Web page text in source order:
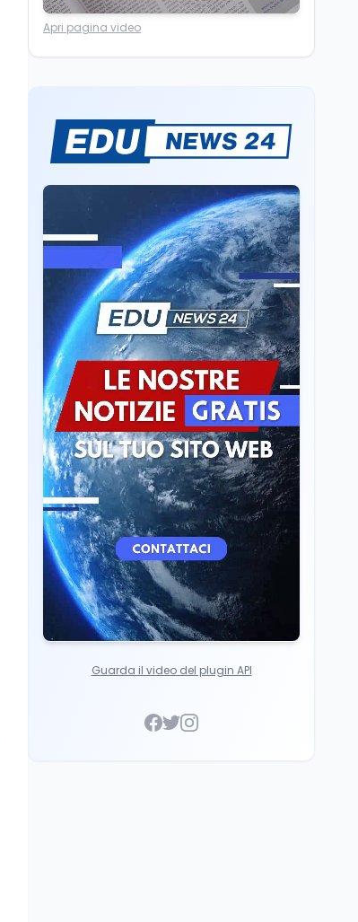
Scuola7 ago
“Noi siamo le Scuole”:
Sparatoria a Bangkok:
studente 14enne uccide
5 insegnanti e i nonni
Editoriali7 ago
Camere in ferie,
riapertura il 9
settembre tra legge
elettorale e Rai. La
premier Meloni attesa a
Bari il 4 settembre per
celebrare il governo più
longevo dell’Italia
repubblicana
Cultura7 ago
Ravenna, il settembre
dantesco nel 705°
anniversario della morte
del Sommo Poeta
Cultura 7 ago
Franca Ghitti a Santa
Giulia: il quarto capitolo
dei Palcoscenici
Apri pagina video
Guarda il video del plugin API